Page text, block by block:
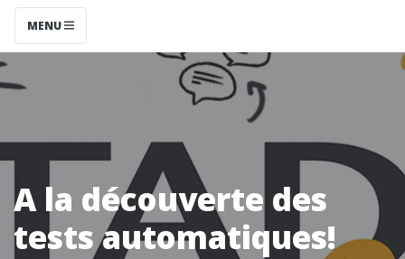
MENU
A la découverte des
tests automatiques!